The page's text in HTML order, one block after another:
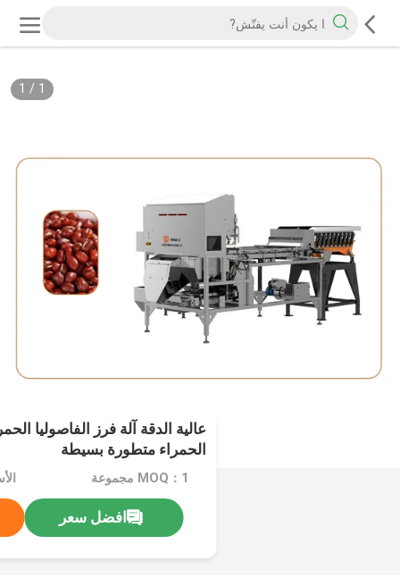
1
/
1
عالية الدقة آلة فرز الفاصوليا
الحمراء متطورة بسيطة
MOQ：1 مجموعة
افضل سعر